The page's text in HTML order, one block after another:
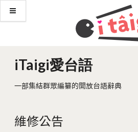
iTaigi愛台語
一部集結群眾編纂的開放台語辭典
維修公告